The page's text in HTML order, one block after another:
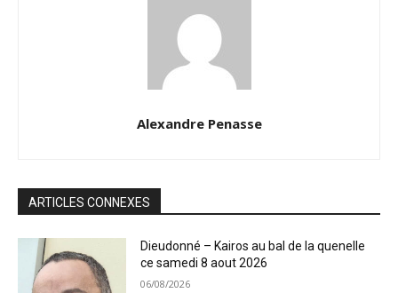
Alexandre Penasse
ARTICLES CONNEXES
Dieudonné – Kairos au bal de la quenelle
ce samedi 8 aout 2026
06/08/2026